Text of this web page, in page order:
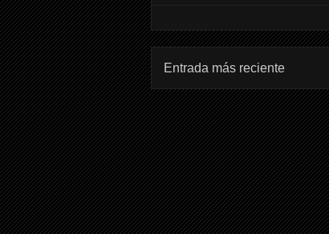
Entrada más reciente